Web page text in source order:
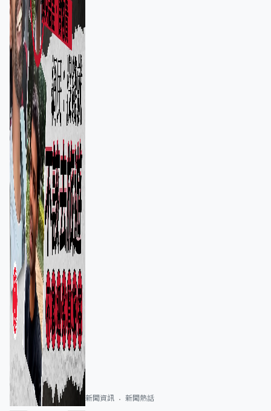
新聞資訊 新聞熱話